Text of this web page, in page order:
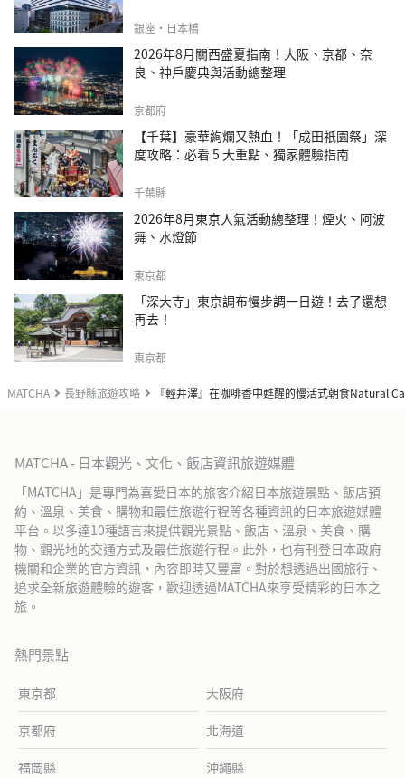
MATCHA 長野縣旅遊攻略 『輕井澤』在咖啡香中甦醒的慢活式朝食Natural
銀座・日本橋
2026年8月關西盛夏指南！大阪、京都、奈
良、神戶慶典與活動總整理
京都府
【千葉】豪華絢爛又熱血！「成田祇園祭」深
度攻略：必看 5 大重點、獨家體驗指南
千葉縣
2026年8月東京人氣活動總整理！煙火、阿波
舞、水燈節
東京都
「深大寺」東京調布慢步調一日遊！去了還想
再去！
東京都
MATCHA - 日本觀光、文化、飯店資訊旅遊媒體
「MATCHA」是專門為喜愛日本的旅客介紹日本旅遊景點、飯店預
約、溫泉、美食、購物和最佳旅遊行程等各種資訊的日本旅遊媒體
平台。以多達10種語言來提供觀光景點、飯店、溫泉、美食、購
物、觀光地的交通方式及最佳旅遊行程。此外，也有刊登日本政府
機關和企業的官方資訊，內容即時又豐富。對於想透過出國旅行、
追求全新旅遊體驗的遊客，歡迎透過MATCHA來享受精彩的日本之
旅。
熱門景點
東京都 大阪府
京都府 北海道
福岡縣 沖繩縣